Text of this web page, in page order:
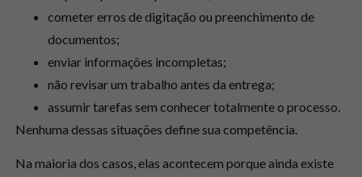
cometer erros de digitação ou preenchimento de
documentos;
enviar informações incompletas;
não revisar um trabalho antes da entrega;
assumir tarefas sem conhecer totalmente o processo.
Nenhuma dessas situações define sua competência.
Na maioria dos casos, elas acontecem porque ainda existe